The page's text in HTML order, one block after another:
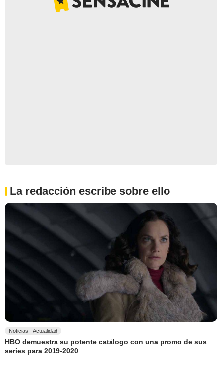
La redacción escribe sobre ello
Noticias - Actualidad
HBO demuestra su potente catálogo con una promo de sus
series para 2019-2020